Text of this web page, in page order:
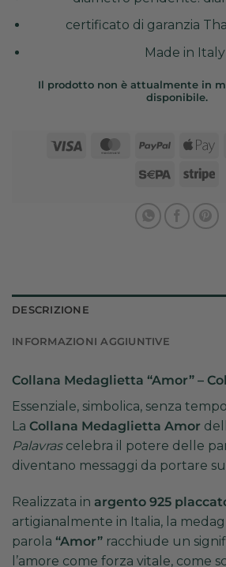
certificato di garanzia
Made in Italy
Il prodotto non è attualmente in
disponibile.
Visa MasterCard
PayPal
Sepa
DESCRIZIONE
INFORMAZIONI AGGIUNTIVE
Collana Medaglietta “Amor” –
Essenziale, simbolica, senza
La Collana Medaglietta Amor
Palavrascelebra il potere delle
diventano messaggi da portare
Realizzata in argento 925
artigianalmente in Italia, la
parola “Amor” racchiude un
l’amore come forza vitale, come